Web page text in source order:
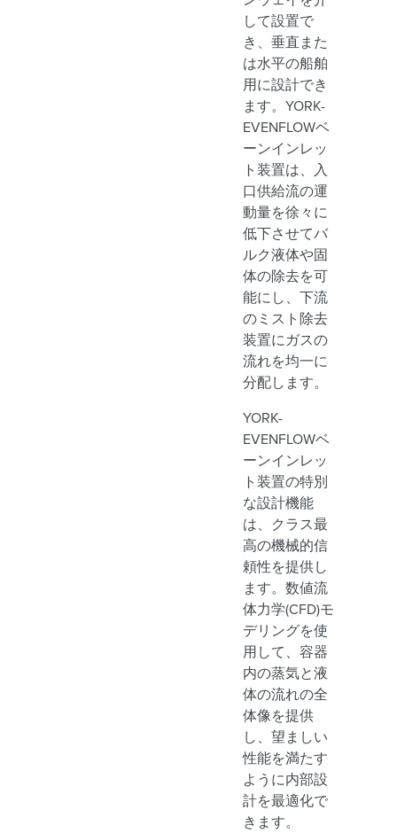
して設置で
き、垂直また
は水平の船舶
用に設計でき
ます。YORK-
EVENFLOWベ
ーンインレッ
ト装置は、入
口供給流の運
動量を徐々に
低下させてバ
ルク液体や固
体の除去を可
能にし、下流
のミスト除去
装置にガスの
流れを均一に
分配します。
YORK-
EVENFLOWベ
ーンインレッ
ト装置の特別
な設計機能
は、クラス最
高の機械的信
頼性を提供し
ます。数値流
体力学(CFD)モ
デリングを使
用して、容器
内の蒸気と液
体の流れの全
体像を提供
し、望ましい
性能を満たす
ように内部設
計を最適化で
きます。